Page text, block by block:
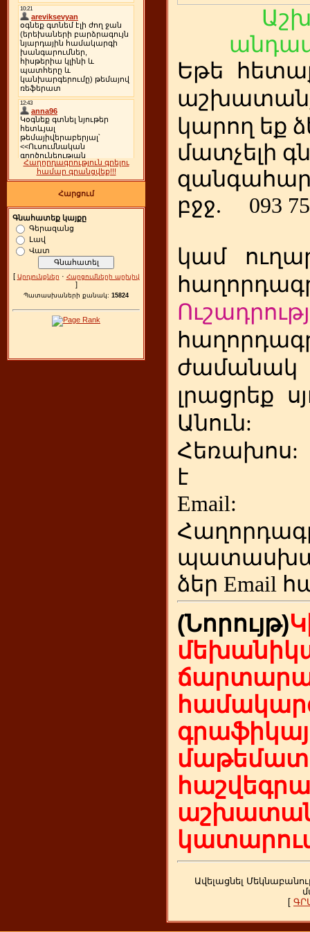
Հաղորդագրություն գրելու
համար գրանցվեք!!!
Հարցում
Գնահատեք կայքը
Գերազանց
Լավ
Վատ
[ Արդյունքներ · Հարցումների արխիվ
]
Պատասխաների քանակ: 15824
Եթե հ
կարող եք
մատչելի
բջջ.
093
կամ
ժամանակ
լրացրեք
Անուն:
Հեռախոս
է
ձեր Email
(Նորույթ)
Ավելացնել
[